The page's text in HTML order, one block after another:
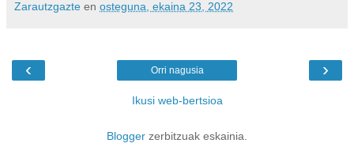
Zarautzgazte en osteguna, ekaina 23, 2022
‹ ›
Orri nagusia
Ikusi web-bertsioa
Blogger zerbitzuak eskainia.